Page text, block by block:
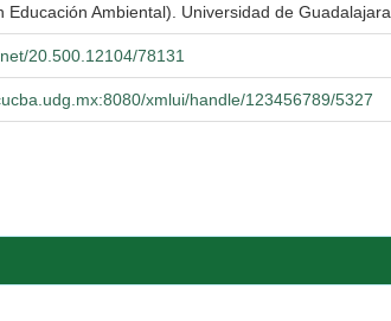
Educación Ambiental). Universidad de
20.500.12104/78131
xmlui/handle/123456789/5327